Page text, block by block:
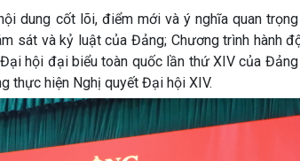
dung cốt lõi, điểm mới và ý nghĩa quan
sát và kỷ luật của Đảng; Chương trình hành
hội đại biểu toàn quốc lần thứ XIV của
thực hiện Nghị quyết Đại hội XIV.